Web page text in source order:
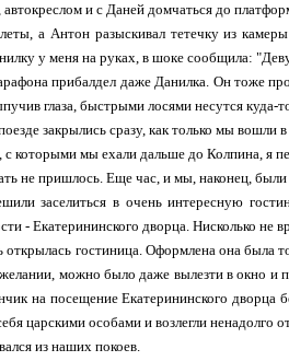
автокреслом и с Даней домчаться до
а Антон разыскивал тетечку из
у меня на руках, в шоке сообщила:
прибалдел даже Данилка. Он тоже
глаза, быстрыми лосями несутся куда-
закрылись сразу, как только мы вошли
которыми мы ехали дальше до Колпина, я
не пришлось. Еще час, и мы, наконец,
заселиться в очень интересную
- Екатерининского дворца. Нисколько
открылась гостиница. Оформлена она была
можно было даже вылезти в окно и
на посещение Екатерининского дворца
царскими особами и возлегли ненадолго
из наших покоев.